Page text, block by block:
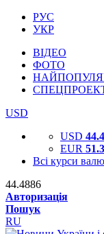
РУС
УКР
ВІДЕО
ФОТО
USD
USD
EUR
Всі курси
44.4886
Авторизація
Пошук
RU